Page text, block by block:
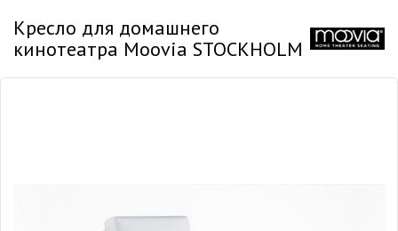
Кресло для домашнего
кинотеатра Moovia STOCKHOLM